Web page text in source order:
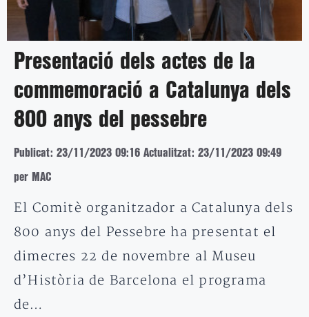
Presentació dels actes de la
commemoració a Catalunya dels
800 anys del pessebre
Publicat: 23/11/2023 09:16 Actualitzat: 23/11/2023 09:49
per MAC
El Comitè organitzador a Catalunya dels
800 anys del Pessebre ha presentat el
dimecres 22 de novembre al Museu
d’Història de Barcelona el programa
de…